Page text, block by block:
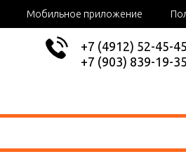
Мобильное приложение
+7 (4912) 52-45-45
+7 (903) 839-19-35